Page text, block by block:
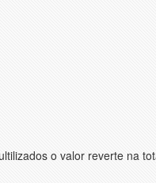
o valor reverte na